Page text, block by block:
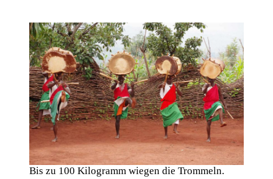
Bis zu 100 Kilogramm wiegen die Trommeln.